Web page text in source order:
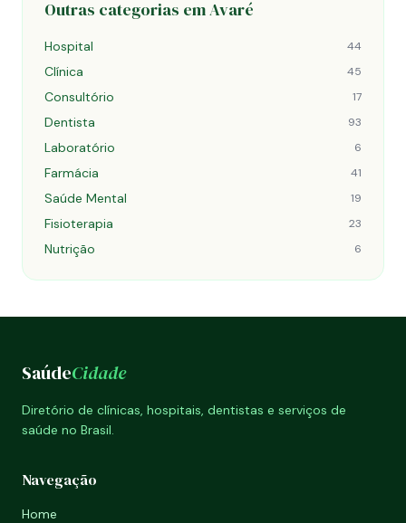
Outras categorias em Avaré
Hospital 44
Clínica 45
Consultório 17
Dentista 93
Laboratório 6
Farmácia 41
Saúde Mental 19
Fisioterapia 23
Nutrição 6
SaúdeCidade
Diretório de clínicas, hospitais, dentistas e serviços de
saúde no Brasil.
Navegação
Home